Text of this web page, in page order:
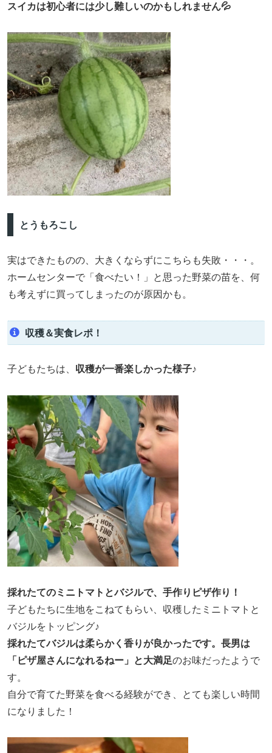
スイカは初心者には少し難しいのかもしれません💦
とうもろこし
実はできたものの、大きくならずにこちらも失敗・・・。
ホームセンターで「食べたい！」と思った野菜の苗を、何
も考えずに買ってしまったのが原因かも。
収穫＆実食レポ！
子どもたちは、 収穫が一番楽しかった様子♪
採れたてのミニトマトとバジルで、手作りピザ作り！
子どもたちに生地をこねてもらい、収穫したミニトマトと
バジルをトッピング♪
採れたてバジルは柔らかく香りが良かったです。長男は
「ピザ屋さんになれるねー」と大満足のお味だったようで
す。
自分で育てた野菜を食べる経験ができ、とても楽しい時間
になりました！